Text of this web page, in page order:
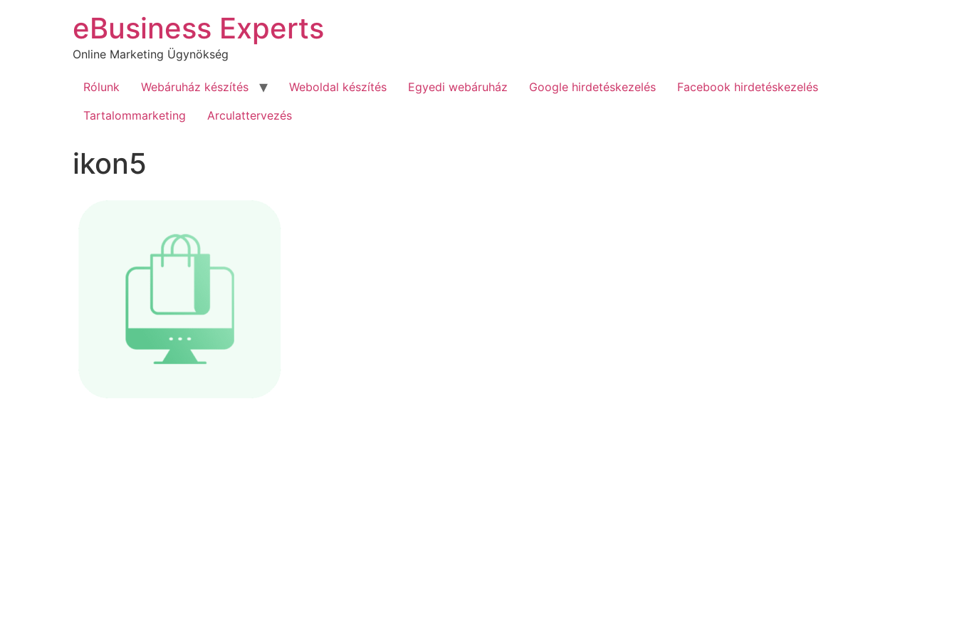
eBusiness Experts
Online Marketing Ügynökség
Rólunk Webáruház készítés Weboldal készítés Egyedi webáruház Google hirdetéskezelés
Facebook hirdetéskezelés
Tartalommarketing
Arculattervezés
ikon5